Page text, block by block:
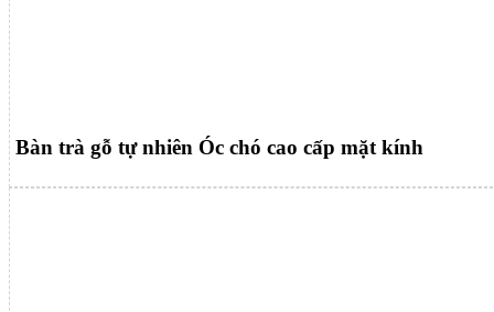
Bàn trà gỗ tự nhiên Óc chó cao cấp mặt kính